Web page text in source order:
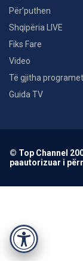
Për’puthen
Shqipëria LIVE
Fiks Fare
Video
Të gjitha programet
Guida TV
© Top Channel
paautorizuar i